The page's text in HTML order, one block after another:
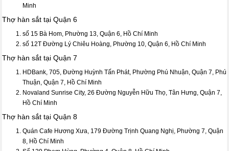
Minh
Thợ hàn sắt tại Quận 6
số 15 Bà Hom, Phường 13, Quận 6, Hồ Chí Minh
số 12T Đường Lý Chiêu Hoàng, Phường 10, Quận 6, Hồ Chí Minh
Thợ hàn sắt tại Quận 7
HDBank, 705, Đường Huỳnh Tấn Phát, Phường Phú Nhuận, Quận 7, Phú
Thuận, Quận 7, Hồ Chí Minh
Novaland Sunrise City, 26 Đường Nguyễn Hữu Thọ, Tân Hưng, Quận 7,
Hồ Chí Minh
Thợ hàn sắt tại Quận 8
Quán Cafe Hương Xưa, 179 Đường Trịnh Quang Nghị, Phường 7, Quận
8, Hồ Chí Minh